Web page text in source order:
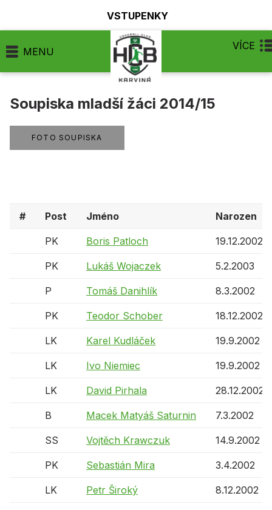
VSTUPENKY
MENU VÍCE
Soupiska mladší žáci 2014/15
FOTO SOUPISKA
# Post Jméno Narozen
PK Boris Patloch 19.12.2002
PK Lukáš Wojaczek 5.2.2003
P Tomáš Danihlík 8.3.2002
PK Teodor Schober 18.12.2002
LK Karel Kudláček 19.9.2002
LK Ivo Niemiec 19.9.2002
LK David Pirhala 28.12.2002
B Macek Matyáš Saturnin 7.3.2002
SS Vojtěch Krawczuk 14.9.2002
PK Sebastián Mira 3.4.2002
LK Petr Široký 8.12.2002